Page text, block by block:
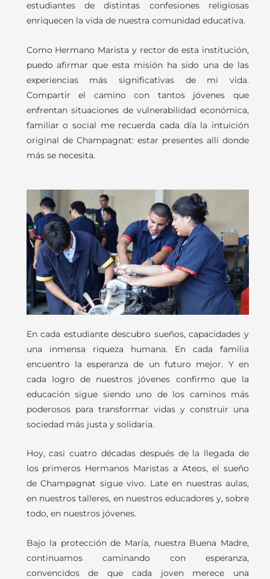
estudiantes de distintas confesiones religiosas
enriquecen la vida de nuestra comunidad educativa.
Como Hermano Marista y rector de esta institución,
puedo afirmar que esta misión ha sido una de las
experiencias más significativas de mi vida.
Compartir el camino con tantos jóvenes que
enfrentan situaciones de vulnerabilidad económica,
familiar o social me recuerda cada día la intuición
original de Champagnat: estar presentes allí donde
más se necesita.
En cada estudiante descubro sueños, capacidades y
una inmensa riqueza humana. En cada familia
encuentro la esperanza de un futuro mejor. Y en
cada logro de nuestros jóvenes confirmo que la
educación sigue siendo uno de los caminos más
poderosos para transformar vidas y construir una
sociedad más justa y solidaria.
Hoy, casi cuatro décadas después de la llegada de
los primeros Hermanos Maristas a Ateos, el sueño
de Champagnat sigue vivo. Late en nuestras aulas,
en nuestros talleres, en nuestros educadores y, sobre
todo, en nuestros jóvenes.
Bajo la protección de María, nuestra Buena Madre,
continuamos caminando con esperanza,
convencidos de que cada joven merece una